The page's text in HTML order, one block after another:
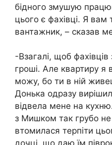
бідного змушую
цього є фахівці. Я вам
вантажник, – сказав
-Взагалі, щоб фахівців
гроші. Але квартиру я
можу, бо ти в ній
Донька одразу
відвела мене на
з Мишком так грубо
втомилася терпіти